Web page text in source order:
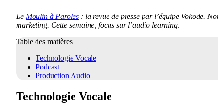
Le Moulin à Paroles : la revue de presse par l’équipe Vokode.
marketing. Cette semaine, focus sur l’audio learning.
Table des matières
Technologie Vocale
Podcast
Production Audio
Technologie Vocale